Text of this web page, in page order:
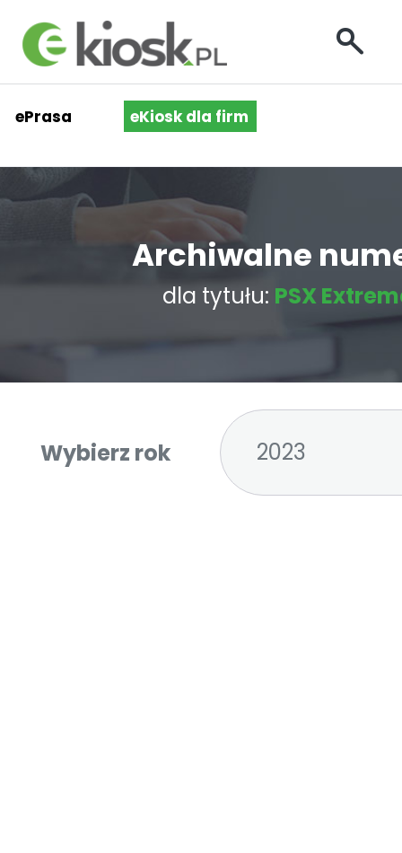
ePrasa eKiosk dla firm
Archiwalne
dla tytułu: PSX
Wybierz rok 2023